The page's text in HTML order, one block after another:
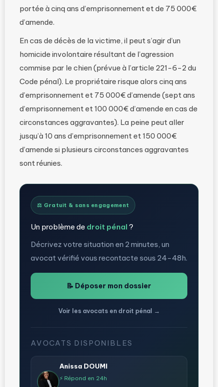
portée à cinq ans d’emprisonnement et de 75 000€
d’amende.
En cas de décès de la victime, il peut s’agir d’un
homicide involontaire résultant de l’agression
commise par le chien (prévue à l’article 221-6-2 du
Code pénal). Le propriétaire risque alors cinq ans
d’emprisonnement et 75 000€ d’amende (sept ans
d’emprisonnement et 100 000€ d’amende en cas de
circonstances aggravantes). La peine peut aller
jusqu’à 10 ans d’emprisonnement et 150 000€
d’amende si plusieurs circonstances aggravantes
sont réunies.
⚖️ Gratuit & sans engagement
Un problème de droit pénal ?
Décrivez votre situation en 2 minutes, un
avocat vérifié vous recontacte sous 24-48h.
📝 Déposer mon dossier
Voir les avocats en droit pénal →
AVOCATS DISPONIBLES
Anissa DOUMI
⚡ Répond en 24h